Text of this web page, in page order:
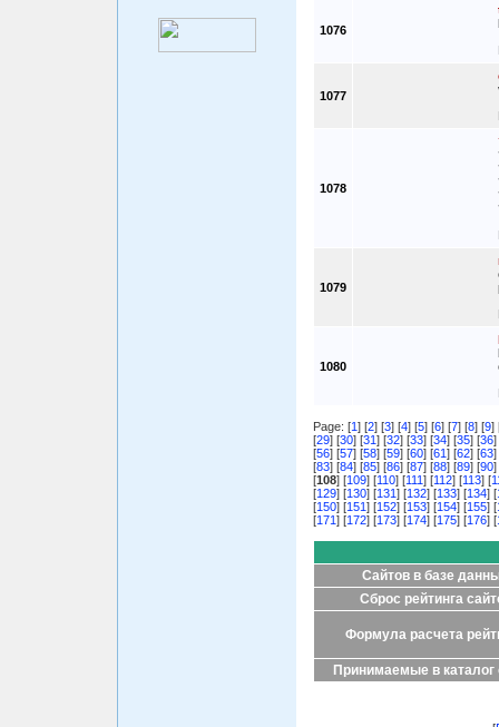
1076
1077
1078
1079
1080
Page: [1] [2] [3] [4] [5] [6] [7] [8] [9]
[29] [30] [31] [32] [33] [34] [35] [36]
[56] [57] [58] [59] [60] [61] [62] [63]
[83] [84] [85] [86] [87] [88] [89] [90]
[108] [109] [110] [111] [112] [113] [
[129] [130] [131] [132] [133] [134] [
[150] [151] [152] [153] [154] [155] [
[171] [172] [173] [174] [175] [176] [
Сайтов в базе
Сброс рейтинга
Формула расчета
Принимаемые в каталог